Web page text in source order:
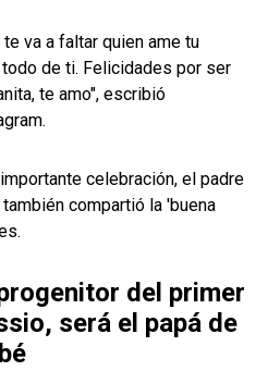
va a faltar quien ame tu
de ti. Felicidades por ser
te amo", escribió
celebración, el padre
compartió la 'buena
del primer
será el papá de